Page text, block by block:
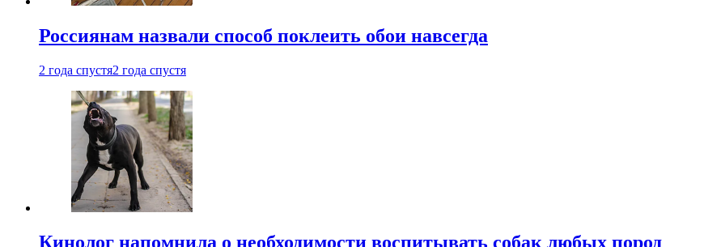
Россиянам назвали способ поклеить обои навсегда
2 года спустя2 года спустя
Кинолог напомнила о необходимости воспитывать собак любых пород